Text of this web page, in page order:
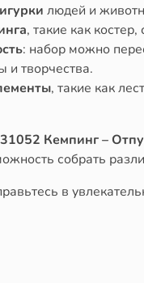
людей и
, такие как
: набор можно
и творчества.
, такие как
Кемпинг –
собрать
в